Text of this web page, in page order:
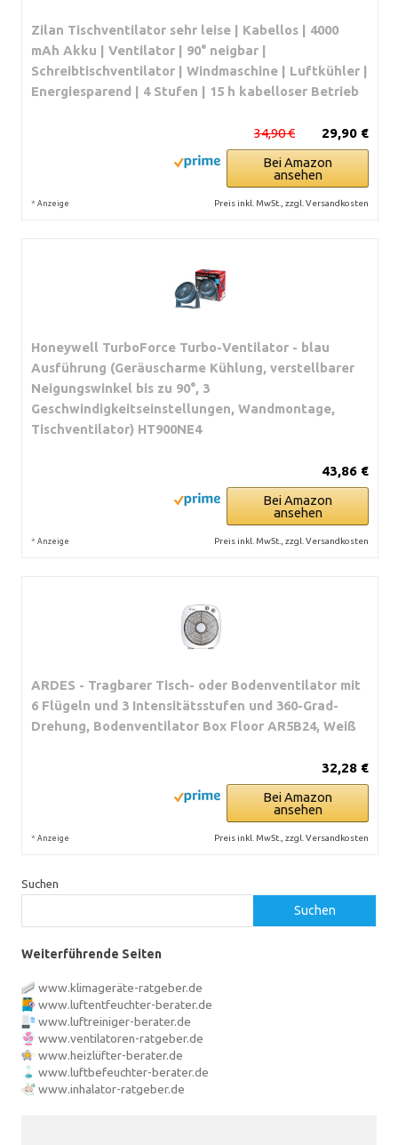
Zilan Tischventilator sehr leise | Kabellos | 4000
mAh Akku | Ventilator | 90° neigbar |
Schreibtischventilator | Windmaschine | Luftkühler |
Energiesparend | 4 Stufen | 15 h kabelloser Betrieb
29,90 €
34,90 €
Bei Amazon
ansehen
* Anzeige Preis inkl. MwSt., zzgl. Versandkosten
Honeywell TurboForce Turbo-Ventilator - blau
Ausführung (Geräuscharme Kühlung, verstellbarer
Neigungswinkel bis zu 90°, 3
Geschwindigkeitseinstellungen, Wandmontage,
Tischventilator) HT900NE4
43,86 €
Bei Amazon
ansehen
* Anzeige Preis inkl. MwSt., zzgl. Versandkosten
ARDES - Tragbarer Tisch- oder Bodenventilator mit
6 Flügeln und 3 Intensitätsstufen und 360-Grad-
Drehung, Bodenventilator Box Floor AR5B24, Weiß
32,28 €
Bei Amazon
ansehen
* Anzeige Preis inkl. MwSt., zzgl. Versandkosten
Suchen
Suchen
Weiterführende Seiten
www.klimageräte-ratgeber.de
www.luftentfeuchter-berater.de
www.luftreiniger-berater.de
www.ventilatoren-ratgeber.de
www.heizlüfter-berater.de
www.luftbefeuchter-berater.de
www.inhalator-ratgeber.de